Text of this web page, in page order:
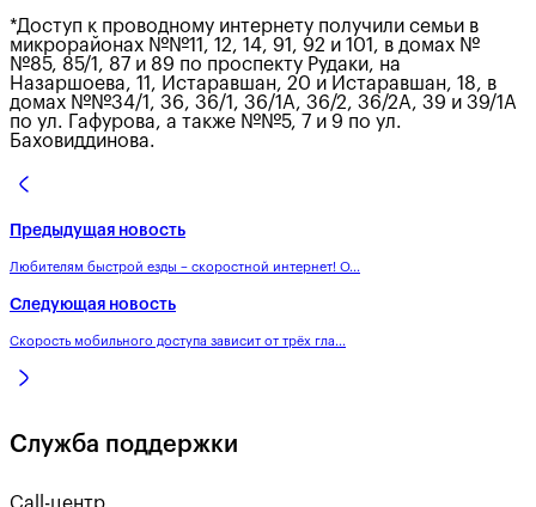
*Доступ к проводному интернету получили семьи в
микрорайонах №№11, 12, 14, 91, 92 и 101, в домах №
№85, 85/1, 87 и 89 по проспекту Рудаки, на
Назаршоева, 11, Истаравшан, 20 и Истаравшан, 18, в
домах №№34/1, 36, 36/1, 36/1А, 36/2, 36/2А, 39 и 39/1A
по ул. Гафурова, а также №№5, 7 и 9 по ул.
Баховиддинова.
Предыдущая новость
Любителям быстрой езды – скоростной интернет! О...
Следующая новость
Скорость мобильного доступа зависит от трёх гла...
Служба поддержки
Call-центр